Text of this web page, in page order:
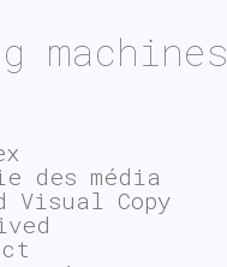
machines
des média
Visual Copy